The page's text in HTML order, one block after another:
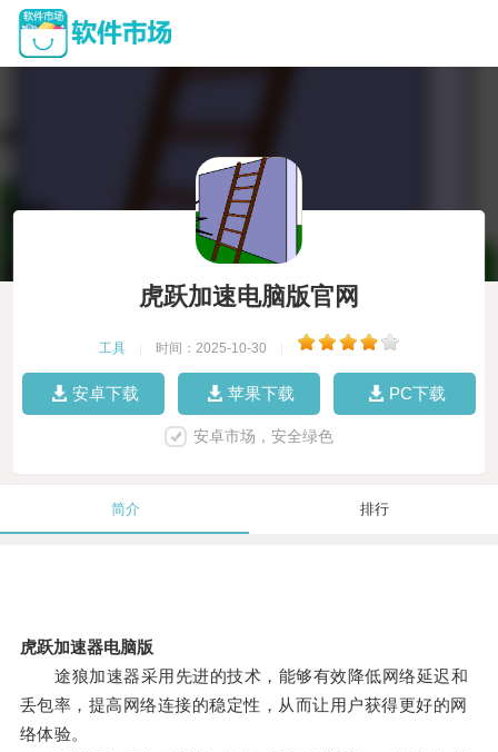
虎跃加速电脑版官网
工具 时间：2025-10-30
安卓下载 苹果下载 PC下载
安卓市场，安全绿色
简介 排行
虎跃加速器电脑版
途狼加速器采用先进的技术，能够有效降低网络延迟和
丢包率，提高网络连接的稳定性，从而让用户获得更好的网
络体验。